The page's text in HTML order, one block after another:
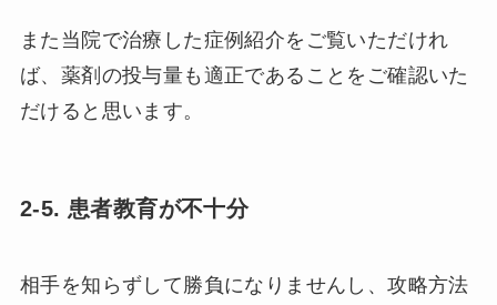
また当院で治療した症例紹介をご覧いただけれ
ば、薬剤の投与量も適正であることをご確認いた
だけると思います。
2-5. 患者教育が不十分
相手を知らずして勝負になりませんし、攻略方法